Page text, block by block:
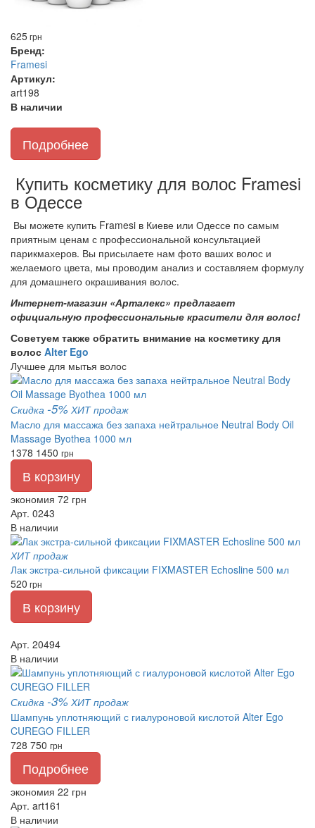
625грн
Бренд:
Framesi
Артикул:
art198
В наличии
Подробнее
Купить косметику для волос Framesi
в Одессе
Вы можете купить Framesi в Киеве или Одессе по самым
приятным ценам с профессиональной консультацией
парикмахеров. Вы присылаете нам фото ваших волос и
желаемого цвета, мы проводим анализ и составляем формулу
для домашнего окрашивания волос.
Интернет-магазин «Арталекс» предлагает
официальную профессиональные красители для волос!
Советуем также обратить внимание на косметику для
волос Alter Ego
Лучшее для мытья волос
Скидка -5% ХИТ продаж
Масло для массажа без запаха нейтральное Neutral Body Oil
Massage Byothea 1000 мл
1378 1450 грн
В корзину
экономия 72 грн
Арт. 0243
В наличии
ХИТ продаж
Лак экстра-сильной фиксации FIXMASTER Echosline 500 мл
520 грн
В корзину
Арт. 20494
В наличии
Скидка -3% ХИТ продаж
Шампунь уплотняющий с гиалуроновой кислотой Alter Ego
CUREGO FILLER
728 750 грн
Подробнее
экономия 22 грн
Арт. art161
В наличии